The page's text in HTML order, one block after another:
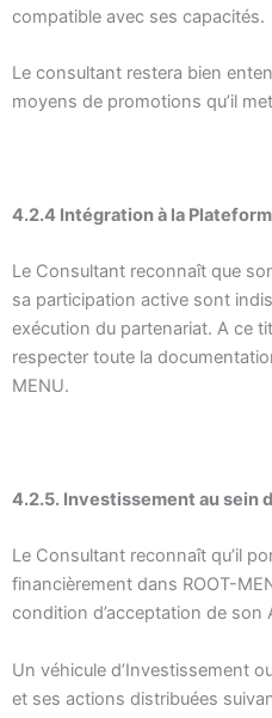
compatible avec ses capacités.
Le consultant restera bien
moyens de promotions qu’il
4.2.4 Intégration à la
Le Consultant reconnaît que
sa participation active sont
exécution du partenariat. A ce
respecter toute la
MENU.
4.2.5. Investissement au sein
Le Consultant reconnaît qu’il
financièrement dans ROOT-
condition d’acceptation de son
Un véhicule d’Investissement
et ses actions distribuées